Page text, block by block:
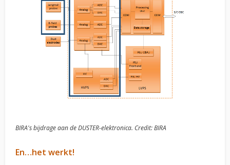
BIRA's bijdrage aan de DUSTER-elektronica. Credit: BIRA
En…het werkt!